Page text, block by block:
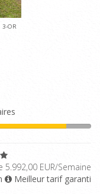
3-OR
5.992,00 EUR/Semaine
Meilleur tarif garanti